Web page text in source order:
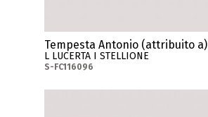
Tempesta Antonio (attribuito a)
L LUCERTA I STELLIONE
S-FC116096